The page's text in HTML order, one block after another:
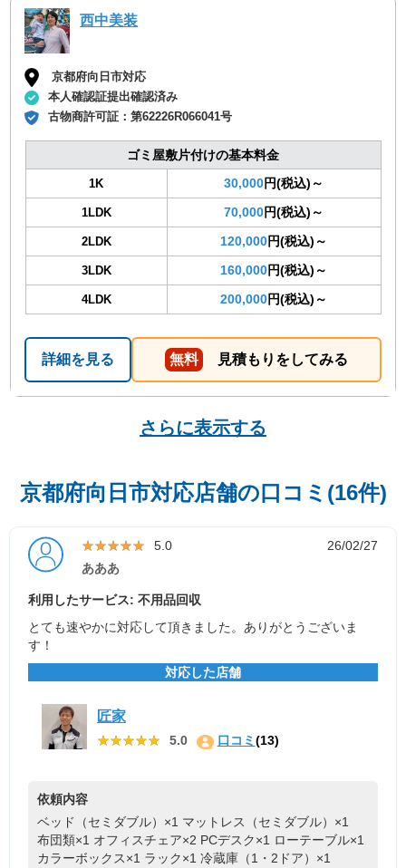
西中美装
京都府向日市対応
本人確認証提出確認済み
古物商許可証：第62226R066041号
ゴミ屋敷片付けの基本料金
1K 30,000円(税込)～
1LDK 70,000円(税込)～
2LDK 120,000円(税込)～
3LDK 160,000円(税込)～
4LDK 200,000円(税込)～
詳細を見る 無料 見積もりをしてみる
さらに表示する
京都府向日市対応店舗の口コミ(16件)
★★★★★
★★★★★ 5.0
26/02/27
あああ
利用したサービス: 不用品回収
とても速やかに対応して頂きました。ありがとうございま
す！
対応した店舗
匠家
★★★★★
★★★★★ 5.0 口コミ(13)
依頼内容
ベッド（セミダブル）×1 マットレス（セミダブル）×1
布団類×1 オフィスチェア×2 PCデスク×1 ローテーブル×1
カラーボックス×1 ラック×1 冷蔵庫（1・2ドア）×1